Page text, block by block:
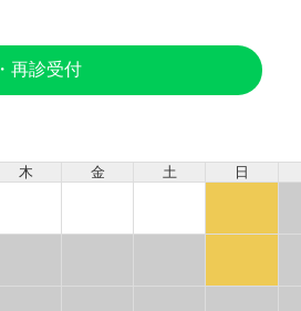
再診受付
木 金 土 日